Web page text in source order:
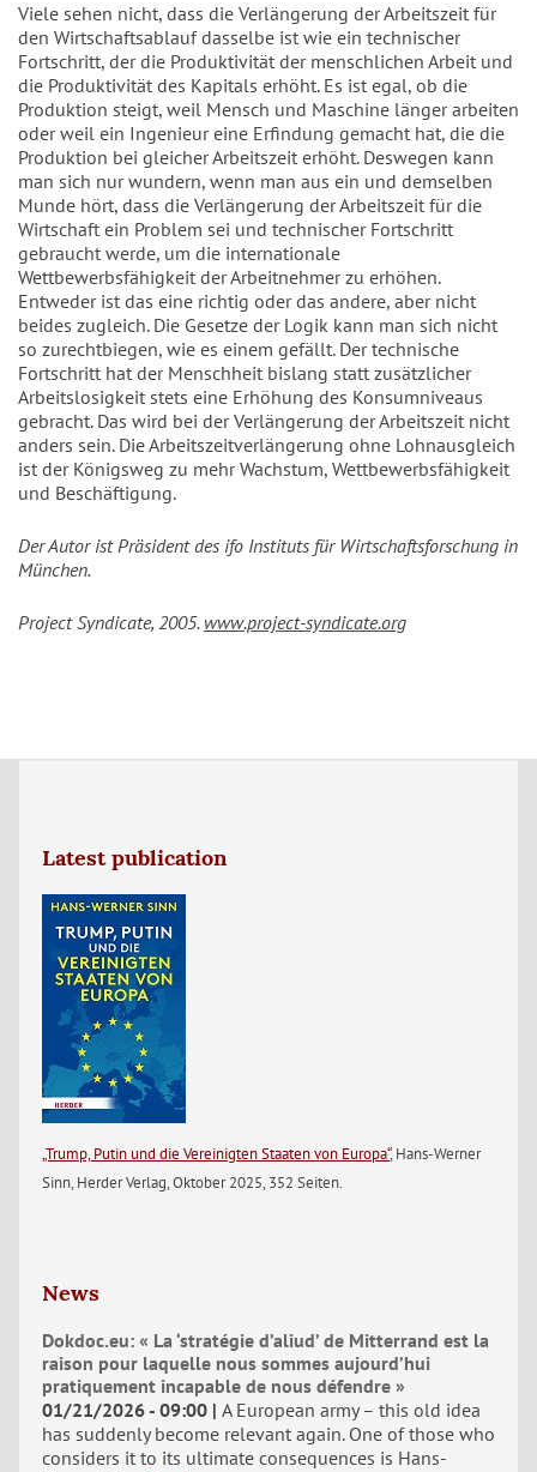
Viele sehen nicht, dass die Verlängerung der Arbeitszeit für
den Wirtschaftsablauf dasselbe ist wie ein technischer
Fortschritt, der die Produktivität der menschlichen Arbeit und
die Produktivität des Kapitals erhöht. Es ist egal, ob die
Produktion steigt, weil Mensch und Maschine länger arbeiten
oder weil ein Ingenieur eine Erfindung gemacht hat, die die
Produktion bei gleicher Arbeitszeit erhöht. Deswegen kann
man sich nur wundern, wenn man aus ein und demselben
Munde hört, dass die Verlängerung der Arbeitszeit für die
Wirtschaft ein Problem sei und technischer Fortschritt
gebraucht werde, um die internationale
Wettbewerbsfähigkeit der Arbeitnehmer zu erhöhen.
Entweder ist das eine richtig oder das andere, aber nicht
beides zugleich. Die Gesetze der Logik kann man sich nicht
so zurechtbiegen, wie es einem gefällt. Der technische
Fortschritt hat der Menschheit bislang statt zusätzlicher
Arbeitslosigkeit stets eine Erhöhung des Konsumniveaus
gebracht. Das wird bei der Verlängerung der Arbeitszeit nicht
anders sein. Die Arbeitszeitverlängerung ohne Lohnausgleich
ist der Königsweg zu mehr Wachstum, Wettbewerbsfähigkeit
und Beschäftigung.
Der Autor ist Präsident des ifo Instituts für Wirtschaftsforschung in
München.
Project Syndicate, 2005. www.project-syndicate.org
Latest publication
„Trump, Putin und die Vereinigten Staaten von Europa“, Hans-Werner
Sinn, Herder Verlag, Oktober 2025, 352 Seiten.
News
Dokdoc.eu: « La ‘stratégie d’aliud’ de Mitterrand est la
raison pour laquelle nous sommes aujourd’hui
pratiquement incapable de nous défendre »
01/21/2026 - 09:00 A European army – this old idea
has suddenly become relevant again. One of those who
considers it to its ultimate consequences is Hans-